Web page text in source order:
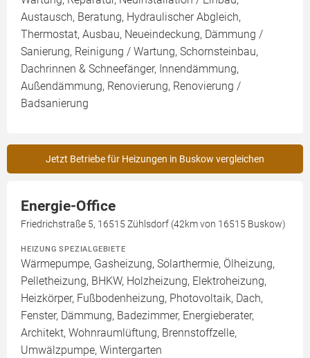
Austausch, Beratung, Hydraulischer Abgleich,
Thermostat, Ausbau, Neueindeckung, Dämmung /
Sanierung, Reinigung / Wartung, Schornsteinbau,
Dachrinnen & Schneefänger, Innendämmung,
Außendämmung, Renovierung, Renovierung /
Badsanierung
Jetzt Betriebe für Heizungen in Buskow vergleichen
Energie-Office
Friedrichstraße 5, 16515 Zühlsdorf (42km von 16515 Buskow)
HEIZUNG SPEZIALGEBIETE
Wärmepumpe, Gasheizung, Solarthermie, Ölheizung,
Pelletheizung, BHKW, Holzheizung, Elektroheizung,
Heizkörper, Fußbodenheizung, Photovoltaik, Dach,
Fenster, Dämmung, Badezimmer, Energieberater,
Architekt, Wohnraumlüftung, Brennstoffzelle,
Umwälzpumpe, Wintergarten